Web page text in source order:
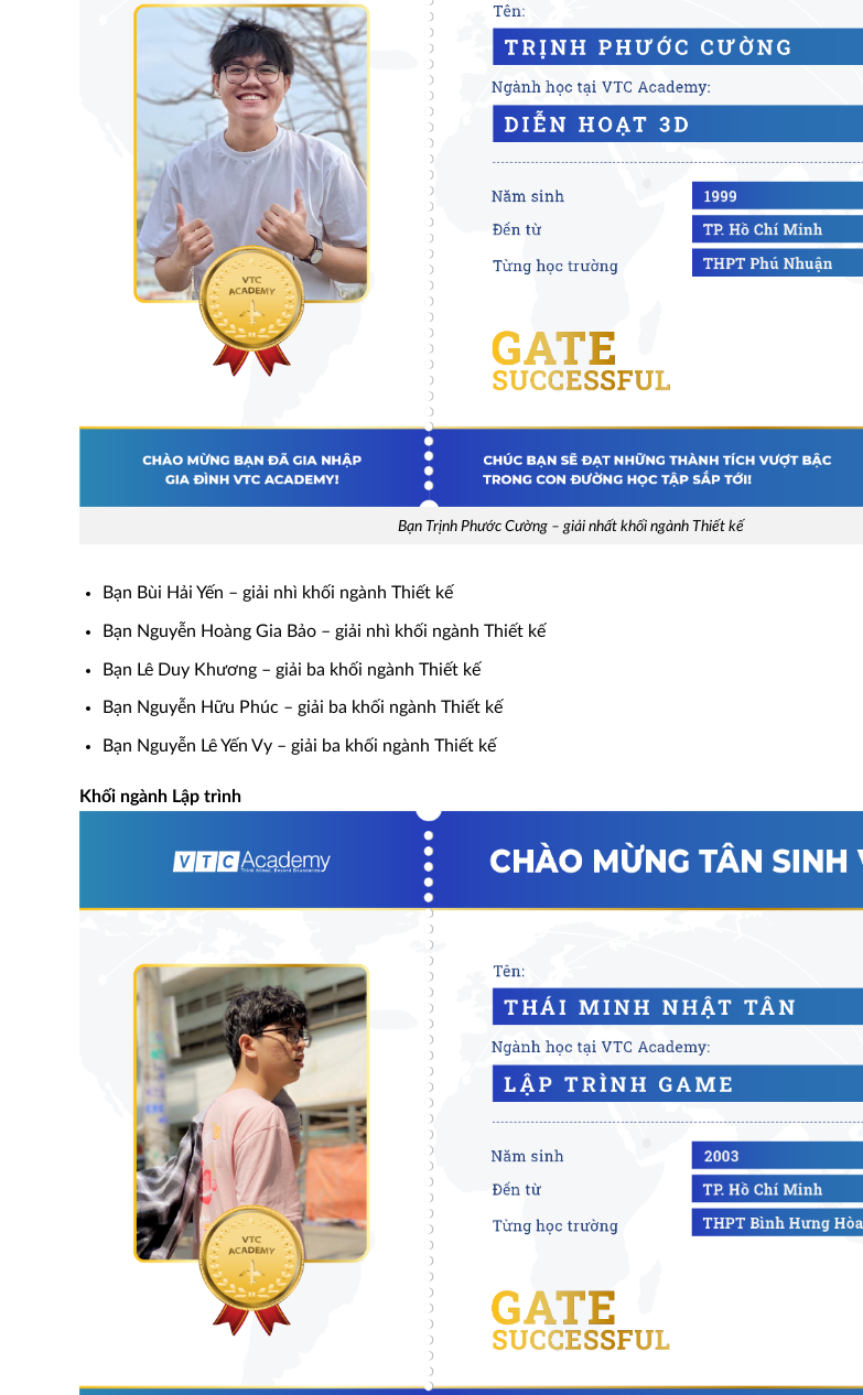
Bạn Trịnh Phước Cường – giải nhất khối ngành Thiết kế
Bạn Bùi Hải Yến – giải nhì khối ngành Thiết kế
Bạn Nguyễn Hoàng Gia Bảo – giải nhì khối ngành Thiết kế
Bạn Lê Duy Khương – giải ba khối ngành Thiết kế
Bạn Nguyễn Hữu Phúc – giải ba khối ngành Thiết kế
Bạn Nguyễn Lê Yến Vy – giải ba khối ngành Thiết kế
Khối ngành Lập trình